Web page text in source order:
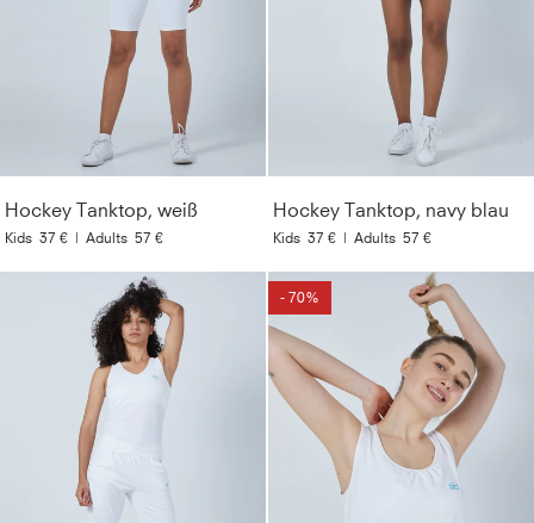
Hockey Tanktop, weiß
Kids 37 € | Adults 57 €
Hockey Tanktop, navy blau
Kids 37 € | Adults 57 €
- 70%